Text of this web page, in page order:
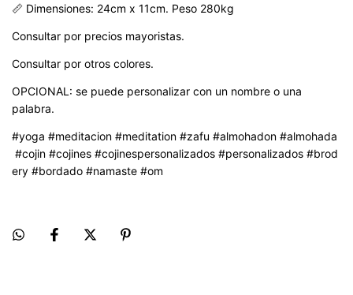
📏 Dimensiones: 24cm x 11cm. Peso 280kg
Consultar por precios mayoristas.
Consultar por otros colores.
OPCIONAL: se puede personalizar con un nombre o una
palabra.
#yoga #meditacion #meditation #zafu #almohadon #almohada
#cojin #cojines #cojinespersonalizados #personalizados #brod
ery #bordado #namaste #om